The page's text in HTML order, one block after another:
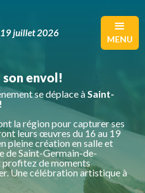
juillet 2026
MENU
son envol!
se déplace à Saint-
la région pour capturer ses
leurs œuvres du 16 au 19
pleine création en salle et
de Saint-Germain-de-
profitez de moments
Une célébration artistique à